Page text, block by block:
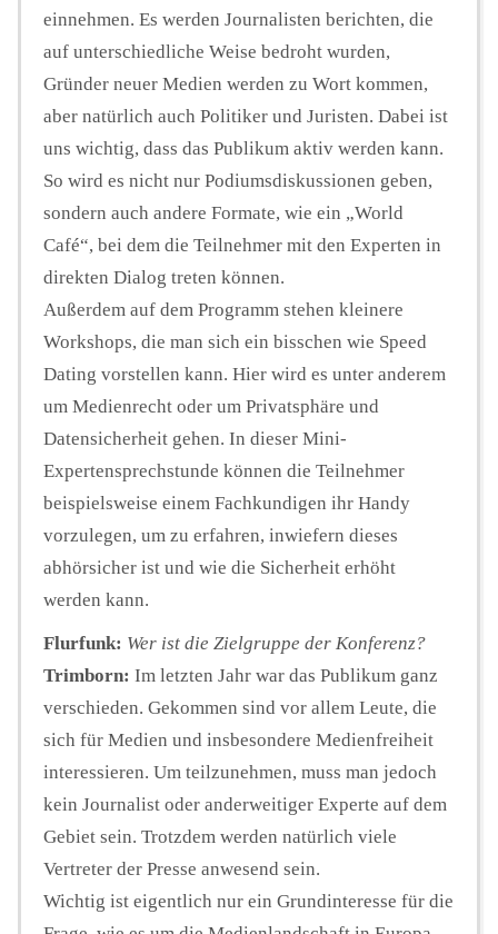
einnehmen. Es werden Journalisten berichten, die
auf unterschiedliche Weise bedroht wurden,
Gründer neuer Medien werden zu Wort kommen,
aber natürlich auch Politiker und Juristen. Dabei ist
uns wichtig, dass das Publikum aktiv werden kann.
So wird es nicht nur Podiumsdiskussionen geben,
sondern auch andere Formate, wie ein „World
Café“, bei dem die Teilnehmer mit den Experten in
direkten Dialog treten können.
Außerdem auf dem Programm stehen kleinere
Workshops, die man sich ein bisschen wie Speed
Dating vorstellen kann. Hier wird es unter anderem
um Medienrecht oder um Privatsphäre und
Datensicherheit gehen. In dieser Mini-
Expertensprechstunde können die Teilnehmer
beispielsweise einem Fachkundigen ihr Handy
vorzulegen, um zu erfahren, inwiefern dieses
abhörsicher ist und wie die Sicherheit erhöht
werden kann.
Flurfunk: Wer ist die Zielgruppe der Konferenz?
Trimborn: Im letzten Jahr war das Publikum ganz
verschieden. Gekommen sind vor allem Leute, die
sich für Medien und insbesondere Medienfreiheit
interessieren. Um teilzunehmen, muss man jedoch
kein Journalist oder anderweitiger Experte auf dem
Gebiet sein. Trotzdem werden natürlich viele
Vertreter der Presse anwesend sein.
Wichtig ist eigentlich nur ein Grundinteresse für die